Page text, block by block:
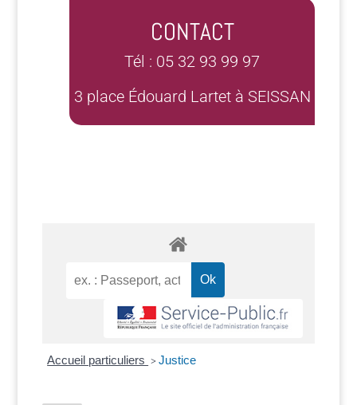
CONTACT
Tél : 05 32 93 99 97
3 place Édouard Lartet à SEISSAN
Accueil particuliers > Justice